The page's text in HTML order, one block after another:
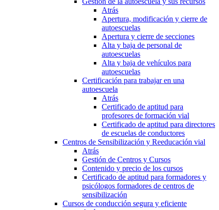
Atrás
Apertura, modificación y cierre de
autoescuelas
Apertura y cierre de secciones
Alta y baja de personal de
autoescuelas
Alta y baja de vehículos para
autoescuelas
Certificación para trabajar en una
autoescuela
Atrás
Certificado de aptitud para
profesores de formación vial
Certificado de aptitud para directores
de escuelas de conductores
Centros de Sensibilización y Reeducación vial
Atrás
Gestión de Centros y Cursos
Contenido y precio de los cursos
Certificado de aptitud para formadores y
psicólogos formadores de centros de
sensibilización
Cursos de conducción segura y eficiente